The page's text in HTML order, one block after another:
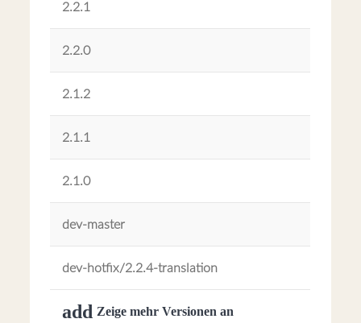
2.2.1
2.2.0
2.1.2
2.1.1
2.1.0
dev-master
dev-hotfix/2.2.4-translation
add Zeige mehr Versionen an